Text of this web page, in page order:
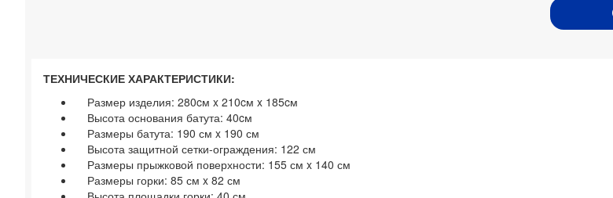
ТЕХНИЧЕСКИЕ ХАРАКТЕРИСТИКИ:
Размер изделия: 280cм x 210cм x 185cм
Высота основания батута: 40cм
Размеры батута: 190 см x 190 см
Высота защитной сетки-ограждения: 122 см
Размеры прыжковой поверхности: 155 см x 140 см
Размеры горки: 85 см x 82 см